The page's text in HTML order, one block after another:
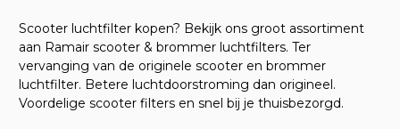
Scooter luchtfilter kopen? Bekijk ons groot assortiment
aan Ramair scooter & brommer luchtfilters. Ter
vervanging van de originele scooter en brommer
luchtfilter. Betere luchtdoorstroming dan origineel.
Voordelige scooter filters en snel bij je thuisbezorgd.